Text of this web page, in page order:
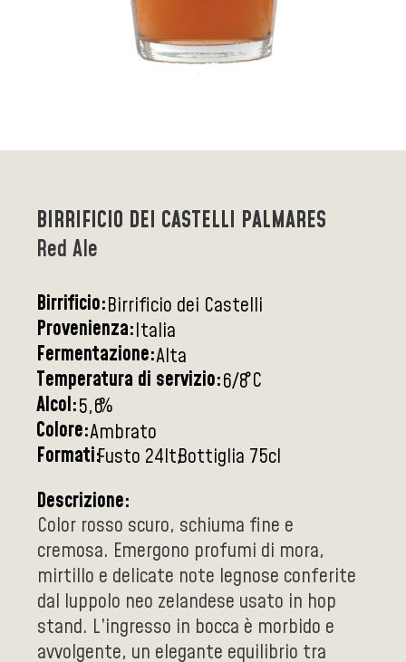
BIRRIFICIO DEI CASTELLI PALMARES
Red Ale
Birrificio:Birrificio dei Castelli
Provenienza:Italia
Fermentazione:Alta
Temperatura di servizio:6/8°C
Alcol:5,6%
Colore:Ambrato
Formati:Fusto 24ltBottiglia 75cl
Descrizione:
Color rosso scuro, schiuma fine e
cremosa. Emergono profumi di mora,
mirtillo e delicate note legnose conferite
dal luppolo neo zelandese usato in hop
stand. L’ingresso in bocca è morbido e
avvolgente, un elegante equilibrio tra